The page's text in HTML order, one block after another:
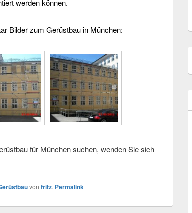
werden können.
Bilder zum Gerüstbau in München:
für München suchen, wenden Sie sich
von fritz. Permalink